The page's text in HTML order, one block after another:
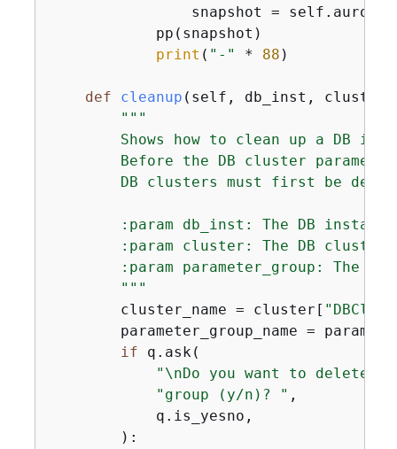
snapshot =
            pp(snapshot)
print ( "-" * 88 )
def cleanup ( self, db_inst, cluster,
"""
Shows how to clean up a DB
Before the DB cluster
DB clusters must first be
:param db_inst: The DB
:param cluster: The DB cluster
:param parameter_group: The DB
        """
        cluster_name = cluster[
parameter_group_name =
if q.ask(
"\nDo you want to delete
"group (y/n)? " ,
            q.is_yesno,
        ):